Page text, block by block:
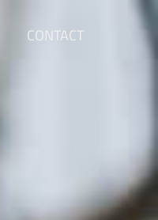
CONTACT